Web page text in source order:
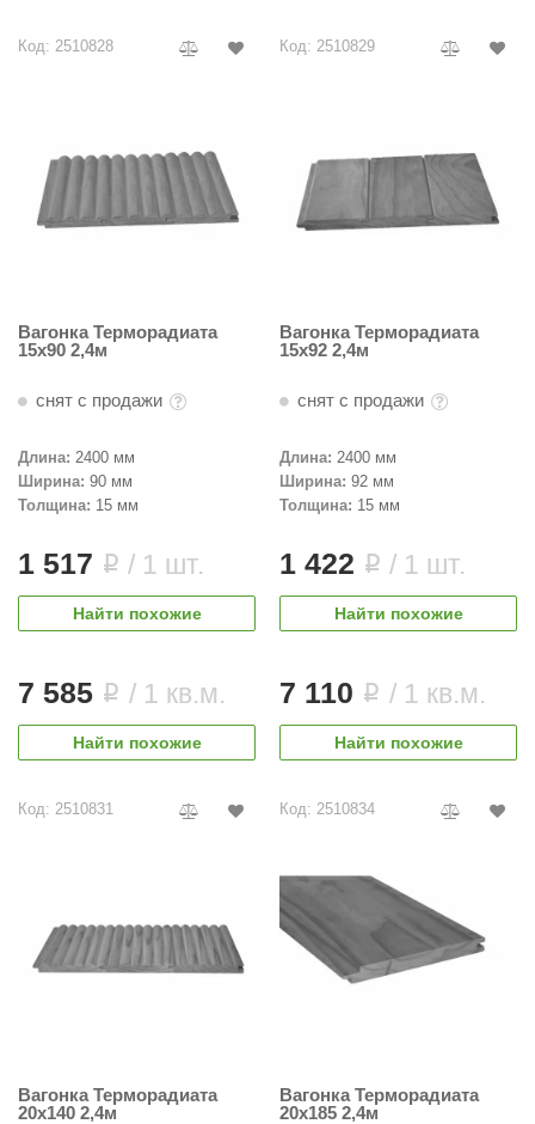
Код: 2510828
Вагонка Терморадиата
15х90 2,4м
снят с продажи
Длина: 2400 мм
Ширина: 90 мм
Толщина: 15 мм
1 517 i / 1 шт.
Найти похожие
7 585 i / 1 кв.м.
Найти похожие
Код: 2510829
Вагонка Терморадиата
15х92 2,4м
снят с продажи
Длина: 2400 мм
Ширина: 92 мм
Толщина: 15 мм
1 422 i / 1 шт.
Найти похожие
7 110 i / 1 кв.м.
Найти похожие
Код: 2510831
Вагонка Терморадиата
20х140 2,4м
Код: 2510834
Вагонка Терморадиата
20х185 2,4м